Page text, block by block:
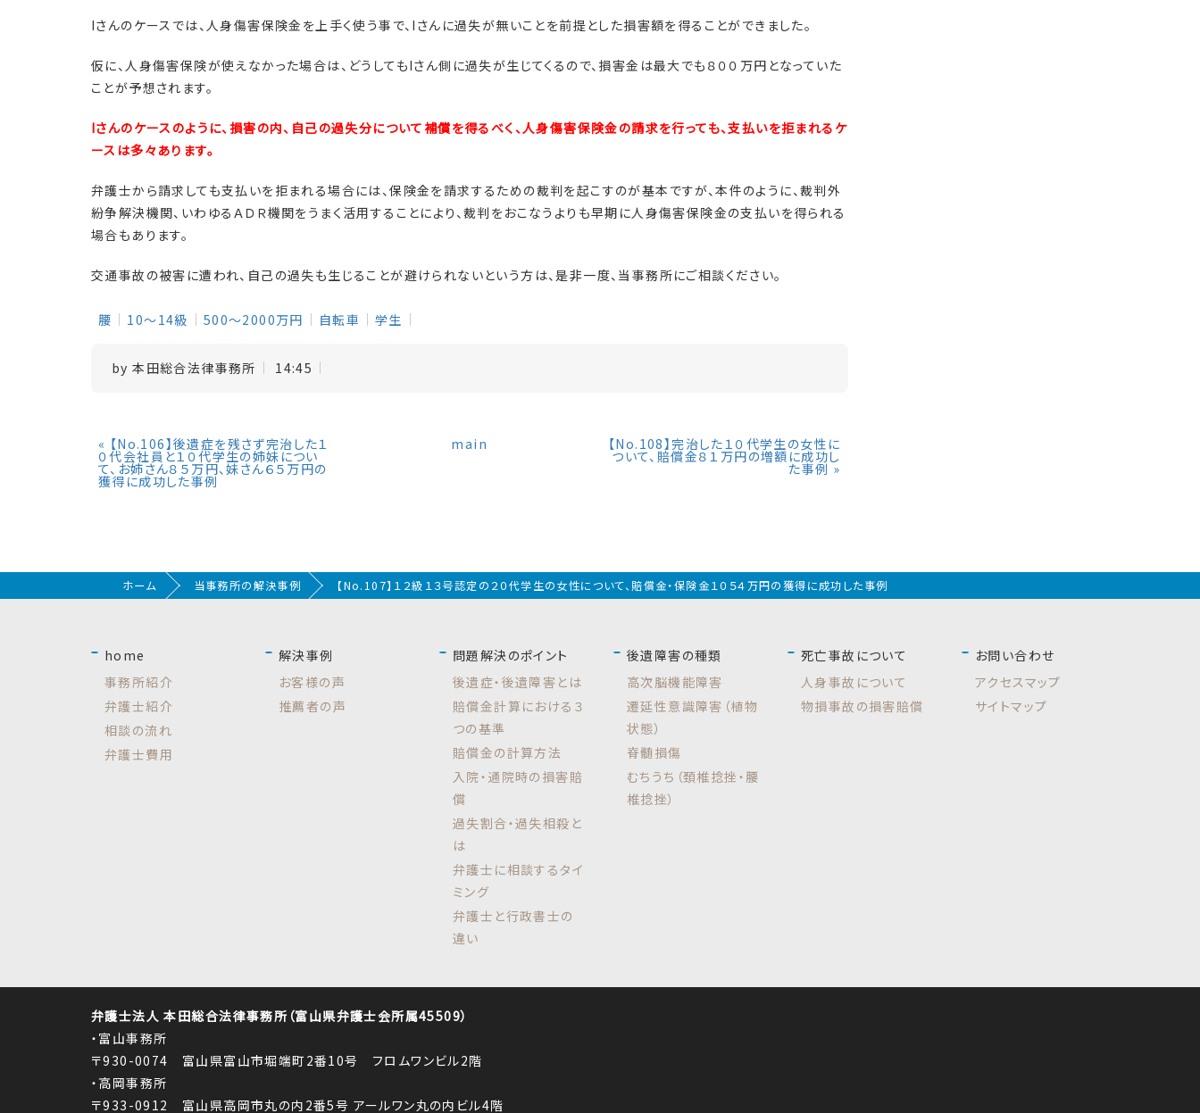
Iさんのケースでは、人身傷害保険金を上手く使う事で、Iさんに過失が無いことを前提とした損害額を得ることができました。
仮に、人身傷害保険が使えなかった場合は、どうしてもIさん側に過失が生じてくるので、損害金は最大でも８００万円となっていた
ことが予想されます。
Iさんのケースのように、損害の内、自己の過失分について補償を得るべく、人身傷害保険金の請求を行っても、支払いを拒まれるケ
ースは多々あります。
弁護士から請求しても支払いを拒まれる場合には、保険金を請求するための裁判を起こすのが基本ですが、本件のように、裁判外
紛争解決機関、いわゆるＡＤＲ機関をうまく活用することにより、裁判をおこなうよりも早期に人身傷害保険金の支払いを得られる
場合もあります。
交通事故の被害に遭われ、自己の過失も生じることが避けられないという方は、是非一度、当事務所にご相談ください。
腰 10～14級 500～2000万円 自転車 学生
by本田総合法律事務所 14:45
« 【No.106】後遺症を残さず完治した１
０代会社員と１０代学生の姉妹につい
て、お姉さん８５万円、妹さん６５万円の
獲得に成功した事例
main 【No.108】完治した１０代学生の女性に
ついて、賠償金８１万円の増額に成功し
た事例 »
ホーム 当事務所の解決事例 【No.107】１２級１３号認定の２０代学生の女性について、賠償金・保険金１０５４万円の獲得に成功した事例
home
事務所紹介
弁護士紹介
相談の流れ
弁護士費用
解決事例
お客様の声
推薦者の声
問題解決のポイント
後遺症・後遺障害とは
賠償金計算における３
つの基準
賠償金の計算方法
入院・通院時の損害賠
償
過失割合・過失相殺と
は
弁護士に相談するタイ
ミング
弁護士と行政書士の
違い
後遺障害の種類
高次脳機能障害
遷延性意識障害（植物
状態）
脊髄損傷
むちうち（頚椎捻挫・腰
椎捻挫）
死亡事故について
人身事故について
物損事故の損害賠償
お問い合わせ
アクセスマップ
サイトマップ
弁護士法人 本田総合法律事務所（富山県弁護士会所属45509）
・富山事務所
〒930-0074 富山県富山市堀端町2番10号 フロムワンビル2階
・高岡事務所
〒933-0912 富山県高岡市丸の内2番5号 アールワン丸の内ビル4階